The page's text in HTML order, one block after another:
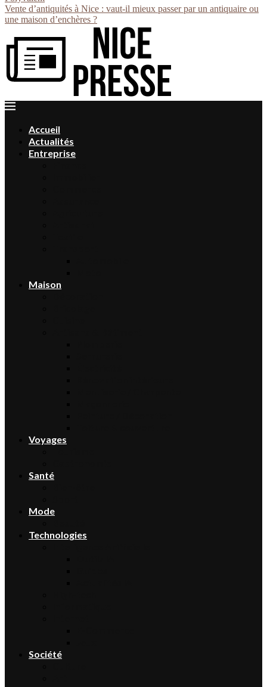
Vente d’antiquités à Nice : vaut-il mieux passer par un antiquaire ou
une maison d’enchères ?
Accueil
Actualités
Entreprise
Maison
Voyages
Santé
Mode
Technologies
Société